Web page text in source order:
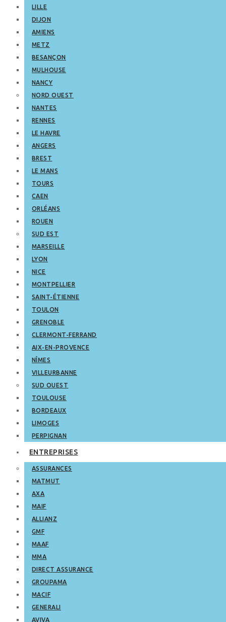
LILLE
DIJON
AMIENS
METZ
BESANÇON
MULHOUSE
NANCY
NORD OUEST
NANTES
RENNES
LE HAVRE
ANGERS
BREST
LE MANS
TOURS
CAEN
ORLÉANS
ROUEN
SUD EST
MARSEILLE
LYON
NICE
MONTPELLIER
SAINT-ÉTIENNE
TOULON
GRENOBLE
CLERMONT-FERRAND
AIX-EN-PROVENCE
NÎMES
VILLEURBANNE
SUD OUEST
TOULOUSE
BORDEAUX
LIMOGES
PERPIGNAN
ENTREPRISES
ASSURANCES
MATMUT
AXA
MAIF
ALLIANZ
GMF
MAAF
MMA
DIRECT ASSURANCE
GROUPAMA
MACIF
GENERALI
AVIVA